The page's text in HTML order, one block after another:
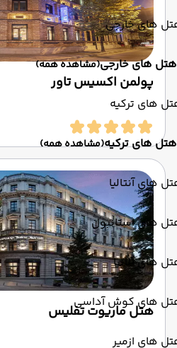
های خارجی
هتل های خارجی(مشاهده همه)
های ترکیه
هتل های ترکیه(مشاهده همه)
های آنتالیا
های استانبول
های آلانیا
های کوش آداسی
های ازمیر
پولمن اکسیس تاور
هتل ماریوت تفلیس